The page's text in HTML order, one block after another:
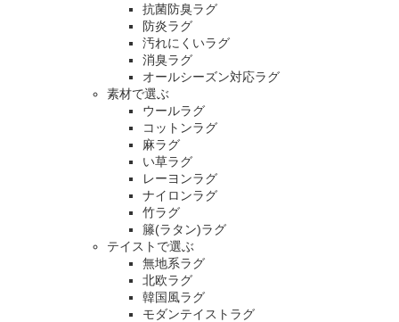
抗菌防臭ラグ
防炎ラグ
汚れにくいラグ
消臭ラグ
オールシーズン対応ラグ
素材で選ぶ
ウールラグ
コットンラグ
麻ラグ
い草ラグ
レーヨンラグ
ナイロンラグ
竹ラグ
籐(ラタン)ラグ
テイストで選ぶ
無地系ラグ
北欧ラグ
韓国風ラグ
モダンテイストラグ